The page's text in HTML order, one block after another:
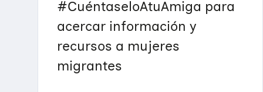
#CuéntaseloAtuAmiga para
acercar información y
recursos a mujeres
migrantes